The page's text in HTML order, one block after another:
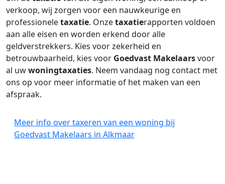
verkoop, wij zorgen voor een nauwkeurige en
professioneletaxatie. Onzetaxatierapporten voldoen
aan alle eisen en worden erkend door alle
geldverstrekkers. Kies voor zekerheid en
betrouwbaarheid, kies voor Goedvast Makelaarsvoor
al uwwoningtaxaties. Neem vandaag nog contact met
ons op voor meer informatie of het maken van een
afspraak.
Meer info over taxeren van een woning bij
Goedvast Makelaars in Alkmaar